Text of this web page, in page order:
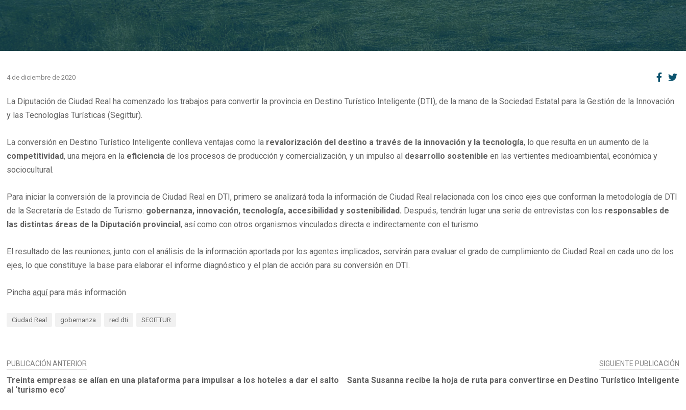
4 de diciembre de 2020
La Diputación de Ciudad Real ha comenzado los trabajos para convertir la provincia en Destino Turístico Inteligente (DTI), de la mano de la Sociedad Estatal para la Gestión de la Innovación
y las Tecnologías Turísticas (Segittur).
La conversión en Destino Turístico Inteligente conlleva ventajas como la revalorización del destino a través de la innovación y la tecnología, lo que resulta en un aumento de la
competitividad, una mejora en la eficiencia de los procesos de producción y comercialización, y un impulso al desarrollo sostenible en las vertientes medioambiental, económica y
sociocultural.
Para iniciar la conversión de la provincia de Ciudad Real en DTI, primero se analizará toda la información de Ciudad Real relacionada con los cinco ejes que conforman la metodología de DTI
de la Secretaría de Estado de Turismo: gobernanza, innovación, tecnología, accesibilidad y sostenibilidad. Después, tendrán lugar una serie de entrevistas con los responsables de
las distintas áreas de la Diputación provincial, así como con otros organismos vinculados directa e indirectamente con el turismo.
El resultado de las reuniones, junto con el análisis de la información aportada por los agentes implicados, servirán para evaluar el grado de cumplimiento de Ciudad Real en cada uno de los
ejes, lo que constituye la base para elaborar el informe diagnóstico y el plan de acción para su conversión en DTI.
Pinchaaquípara más información
Ciudad Real gobernanza red dti SEGITTUR
NAVEGACIÓN
DE
ENTRADAS
PUBLICACIÓN ANTERIOR
Treinta empresas se alían en una plataforma para impulsar a los hoteles a dar el salto
al ‘turismo eco’
SIGUIENTE PUBLICACIÓN
Santa Susanna recibe la hoja de ruta para convertirse en Destino Turístico Inteligente